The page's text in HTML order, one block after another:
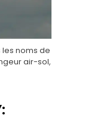
noms de
air-sol,